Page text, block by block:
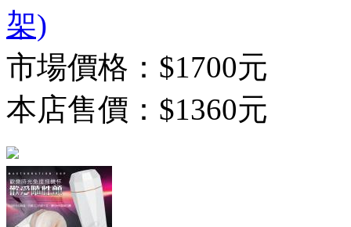
架)
市場價格： $1700元
本店售價： $1360元